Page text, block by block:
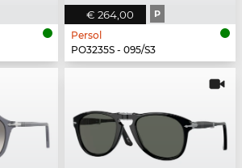
€ 264,00 P
Persol
PO3235S - 095/S3